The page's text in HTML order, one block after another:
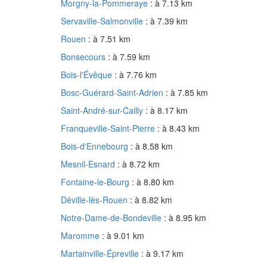
Morgny-la-Pommeraye : à 7.13 km
Servaville-Salmonville : à 7.39 km
Rouen : à 7.51 km
Bonsecours : à 7.59 km
Bois-l'Évêque : à 7.76 km
Bosc-Guérard-Saint-Adrien : à 7.85 km
Saint-André-sur-Cailly : à 8.17 km
Franqueville-Saint-Pierre : à 8.43 km
Bois-d'Ennebourg : à 8.58 km
Mesnil-Esnard : à 8.72 km
Fontaine-le-Bourg : à 8.80 km
Déville-lès-Rouen : à 8.82 km
Notre-Dame-de-Bondeville : à 8.95 km
Maromme : à 9.01 km
Martainville-Épreville : à 9.17 km